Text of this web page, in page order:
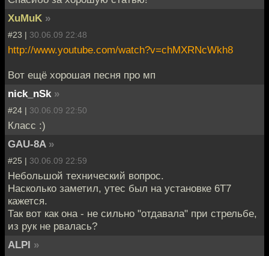
XuMuK »
#23 | 30.06.09 22:48
http://www.youtube.com/watch?v=chMXRNcWkh8
Вот ещё хорошая песня про мп
nick_nSk »
#24 | 30.06.09 22:50
Класс :)
GAU-8A »
#25 | 30.06.09 22:59
Небольшой технический вопрос.
Насколько заметил, утес был на установке 6Т7
кажется.
Так вот как она - не сильно "отдавала" при стрельбе,
из рук не рвалась?
ALPI »